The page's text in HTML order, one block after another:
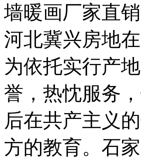
墙暖画厂家直
河北冀兴房地
为依托实行产
誉，热忱服务
后在共产主义
方的教育。石